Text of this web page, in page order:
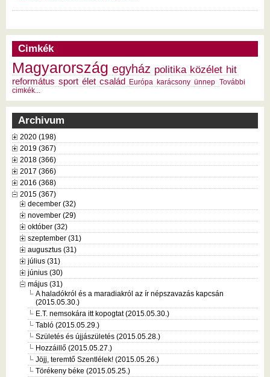
Cimkék
Magyarország egyház politika közélet hit
református sport élet család Európa karácsony ünnep További
cimkék...
Archivum
2020 (198)
2019 (367)
2018 (366)
2017 (366)
2016 (368)
2015 (367)
december (32)
november (29)
október (32)
szeptember (31)
augusztus (31)
július (31)
június (30)
május (31)
A haladókról és a maradiakról az ír népszavazás kapcsán
(2015.05.30.)
E.T. nemsokára itt kopogtat (2015.05.30.)
Tabló (2015.05.29.)
Születés és újjászületés (2015.05.28.)
Hozzáillő (2015.05.27.)
Jöjj, teremtő Szentlélek! (2015.05.26.)
Törékeny béke (2015.05.25.)